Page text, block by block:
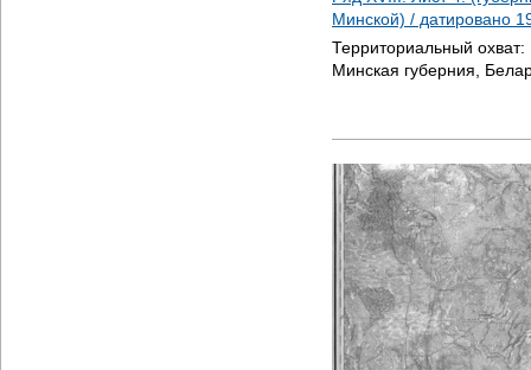
Минской) / датировано
Территориальный охват:
Минская губерния,